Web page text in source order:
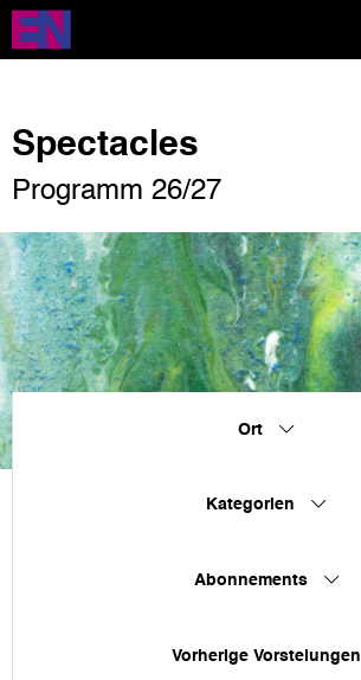
Direkt
zum
Inhalt
Spectacles
Programm 26/27
Ort
Kategorien
Abonnements
Vorherige Vorstelungen